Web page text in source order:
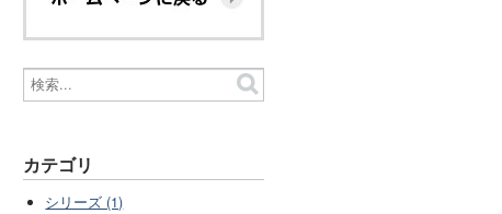
カテゴリ
シリーズ (1)